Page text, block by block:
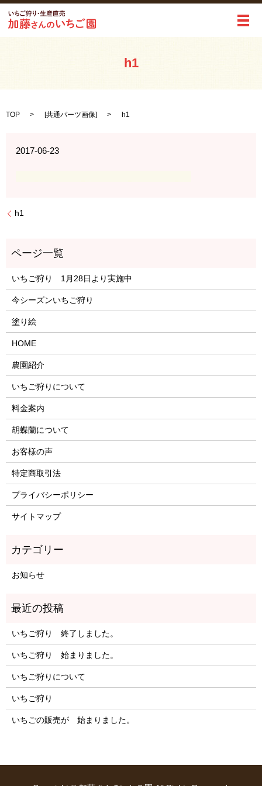
メ
h1
TOP [共通パーツ画像] h1
2017-06-23
h1
いちご狩り 1月28日より実施中
今シーズンいちご狩り
塗り絵
HOME
農園紹介
いちご狩りについて
料金案内
胡蝶蘭について
お客様の声
特定商取引法
プライバシーポリシー
サイトマップ
お知らせ
いちご狩り 終了しました。
いちご狩り 始まりました。
いちご狩りについて
いちご狩り
いちごの販売が 始まりました。